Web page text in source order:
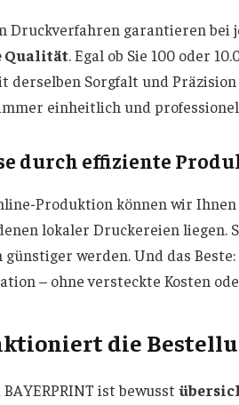
Druckverfahren garantieren bei
Qualität. Egal ob Sie 100 oder
derselben Sorgfalt und
einheitlich und
durch effiziente
Produktion können wir Ihnen
lokaler Druckereien liegen.
werden. Und das
– ohne versteckte Kosten
die
ist bewusst